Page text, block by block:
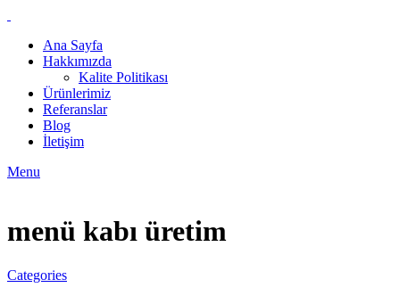
Ana Sayfa
Hakkımızda
Kalite Politikası
Ürünlerimiz
Referanslar
Blog
İletişim
Menu
menü kabı üretim
Categories